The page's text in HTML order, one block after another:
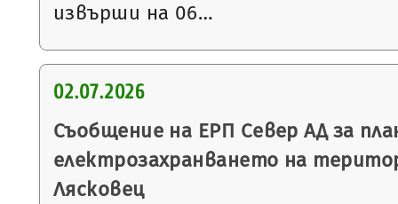
извърши на 06…
02.07.2026
Съобщение на ЕРП Север АД за
електрозахранването на
Лясковец